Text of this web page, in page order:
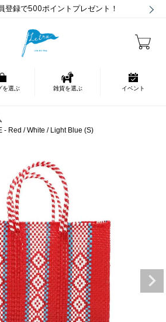
登録で500ポイントプレゼント！
を選ぶ 雑貨を選ぶ イベント
- Red / White / Light Blue (S)